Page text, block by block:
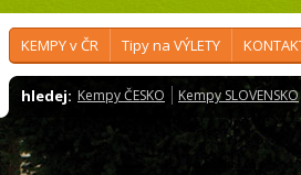
KEMPY v ČR Tipy na VÝLETY
hledej: Kempy ČESKO Kempy SLOVENSKO